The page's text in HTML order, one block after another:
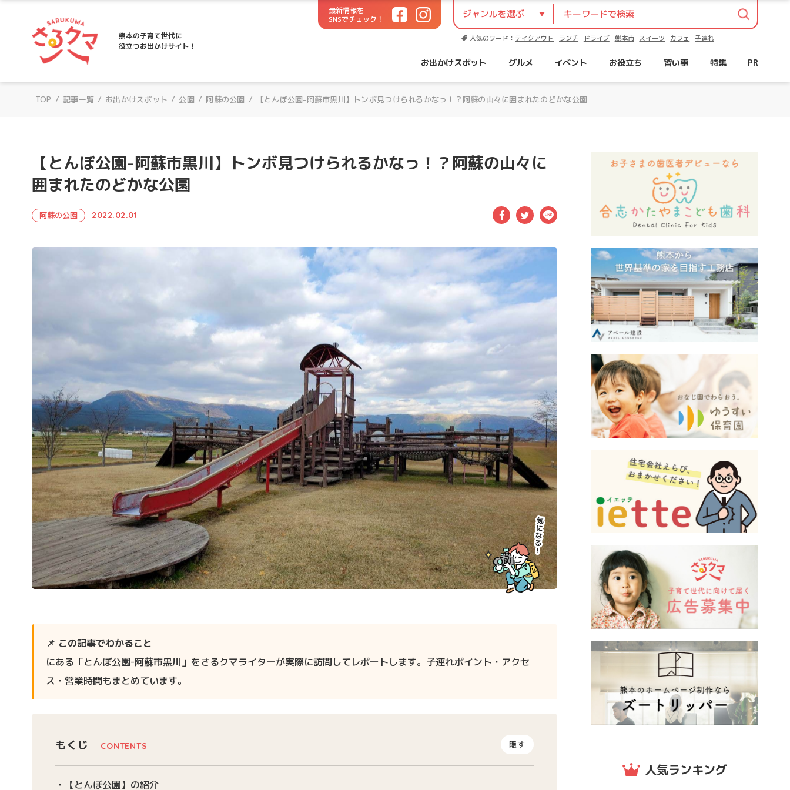
さるクマ-さるこう、熊本-｜熊本の子育て世代に役立つお出かけサイト！
熊本の子育て世代に
役立つお出かけサイト！
最新情報を
SNSでチェック！
人気のワード：テイクアウト ランチ ドライブ 熊本市 スイーツ カフェ 子連れ
お出かけスポット グルメ イベント お役立ち 習い事 特集 PR
TOP / 記事一覧 / お出かけスポット / 公園 / 阿蘇の公園 / 【とんぼ公園-阿蘇市黒川】トンボ見つけられるかなっ！？阿蘇の山々に囲まれたのどかな公園
【とんぼ公園-阿蘇市黒川】トンボ見つけられるかなっ！？阿蘇の山々に
囲まれたのどかな公園
阿蘇の公園 2022.02.01 Facebook
TwitterLINE
📌 この記事でわかること
にある「とんぼ公園-阿蘇市黒川」をさるクマライターが実際に訪問してレポートします。子連れポイント・アクセ
ス・営業時間もまとめています。
もくじ 隠す
【とんぼ公園】の紹介
人気ランキング